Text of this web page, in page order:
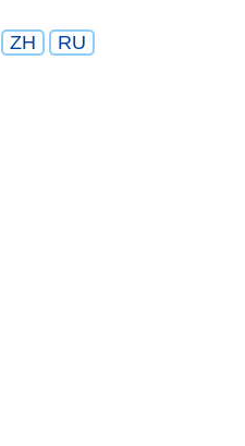
ZH RU